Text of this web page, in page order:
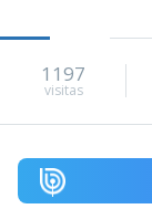
1197
visitas